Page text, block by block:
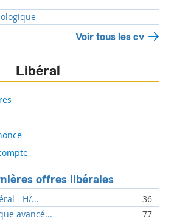
Voir tous les cv
Libéral
offres libérales
- H/...
36
avancé...
77